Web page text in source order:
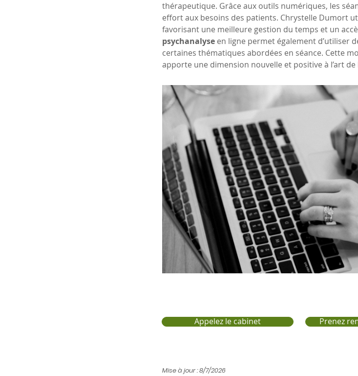
thérapeutique. Grâce aux outils numériques, les
effort aux besoins des patients. Chrystelle Dumort
favorisant une meilleure gestion du temps et un
psychanalyse en ligne permet également d’utiliser
certaines thématiques abordées en séance. Cette
apporte une dimension nouvelle et positive à l’art de
Appelez le cabinet Prenez
Mise à jour : 8/7/2026